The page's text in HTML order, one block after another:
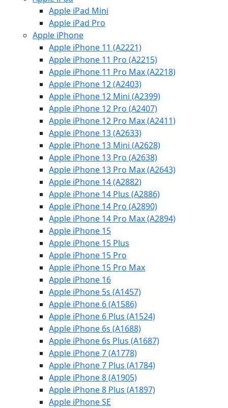
Apple iPad Mini
Apple iPad Pro
Apple iPhone
Apple iPhone 11 (A2221)
Apple iPhone 11 Pro (A2215)
Apple iPhone 11 Pro Max (A2218)
Apple iPhone 12 (A2403)
Apple iPhone 12 Mini (A2399)
Apple iPhone 12 Pro (A2407)
Apple iPhone 12 Pro Max (A2411)
Apple iPhone 13 (A2633)
Apple iPhone 13 Mini (A2628)
Apple iPhone 13 Pro (A2638)
Apple iPhone 13 Pro Max (A2643)
Apple iPhone 14 (A2882)
Apple iPhone 14 Plus (A2886)
Apple iPhone 14 Pro (A2890)
Apple iPhone 14 Pro Max (A2894)
Apple iPhone 15
Apple iPhone 15 Plus
Apple iPhone 15 Pro
Apple iPhone 15 Pro Max
Apple iPhone 16
Apple iPhone 5s (A1457)
Apple iPhone 6 (A1586)
Apple iPhone 6 Plus (A1524)
Apple iPhone 6s (A1688)
Apple iPhone 6s Plus (A1687)
Apple iPhone 7 (A1778)
Apple iPhone 7 Plus (A1784)
Apple iPhone 8 (A1905)
Apple iPhone 8 Plus (A1897)
Apple iPhone SE